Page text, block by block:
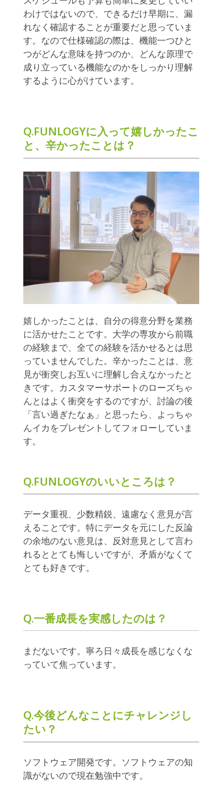
わけではないので、できるだけ早期に、漏
れなく確認することが重要だと思っていま
す。なので仕様確認の際は、機能一つひと
つがどんな意味を持つのか、どんな原理で
成り立っている機能なのかをしっかり理解
するように心がけています。
Q.FUNLOGYに入って嬉しかったこ
と、辛かったことは？
嬉しかったことは、自分の得意分野を業務
に活かせたことです。大学の専攻から前職
の経験まで、全ての経験を活かせるとは思
っていませんでした。辛かったことは、意
見が衝突しお互いに理解し合えなかったと
きです。カスタマーサポートのローズちゃ
んとはよく衝突をするのですが、討論の後
「言い過ぎたなぁ」と思ったら、よっちゃ
んイカをプレゼントしてフォローしていま
す。
Q.FUNLOGYのいいところは？
データ重視、少数精鋭、遠慮なく意見が言
えることです。特にデータを元にした反論
の余地のない意見は、反対意見として言わ
れるととても悔しいですが、矛盾がなくて
とても好きです。
Q.一番成長を実感したのは？
まだないです。寧ろ日々成長を感じなくな
っていて焦っています。
Q.今後どんなことにチャレンジし
たい？
ソフトウェア開発です。ソフトウェアの知
識がないので現在勉強中です。